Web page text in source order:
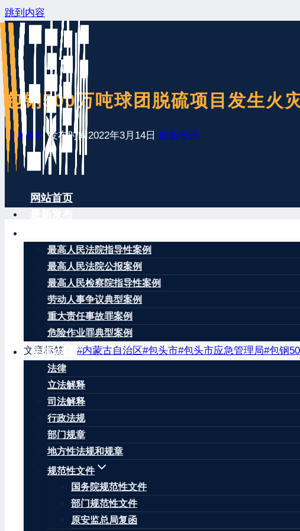
跳到内容
网站首页
最高人民法院指导性案例
最高人民法院公报案例
最高人民检察院指导性案例
劳动人事争议典型案例
重大责任事故罪案例
危险作业罪典型案例
法律法规
法律
立法解释
司法解释
行政法规
部门规章
地方性法规和规章
规范性文件
国务院规范性文件
部门规范性文件
原安监总局复函
包钢500万吨球团脱硫项目发生火
王康律师 发布时间2022年3月14日 最新资讯
记者从内蒙古包头市应急管理部门获悉，2022年3月14日凌
成7人死亡。
事故发生后，市委市政府主要领导及相关部门负责人立即赶赴
事故原因正在调查中。（来源：中国新闻网）
文章标签： #内蒙古自治区#包头市#包头市应急管理局#包钢
王康律师
王康律师，注册安全工程师，北京华让律师事务所安全生产
因曾在安监局负责安全生产监督管理、生产安全事故调查和
生产安全事故引发的民事赔偿、行政处罚和刑事追责提供专业
王康律师辩护的当事人涉嫌失火罪、重大责任事故罪、合同